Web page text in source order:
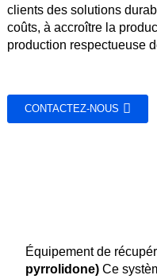
clients des solutions
coûts, à accroître la
production respectueuse
CONTACTEZ-NOUS
Équipement de
pyrrolidone)Ce